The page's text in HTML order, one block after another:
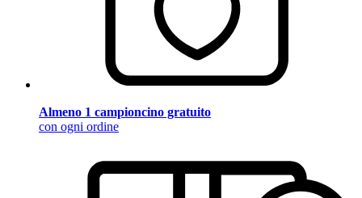
Almeno 1 campioncino gratuito
con ogni ordine